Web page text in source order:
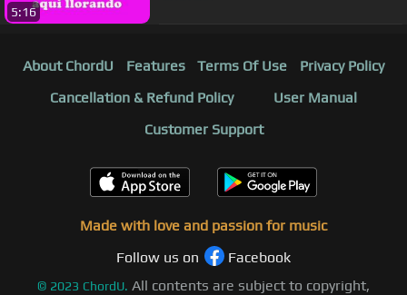
5:16
About ChordU Features Terms Of Use
Privacy Policy
Cancellation & Refund Policy
User Manual
Customer Support
Made with love and passion for music
Follow us on
Facebook
© 2023 ChordU. All contents are subject to copyright,